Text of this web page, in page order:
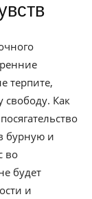
терпите,
свободу. Как
бурную и
во
будет
и